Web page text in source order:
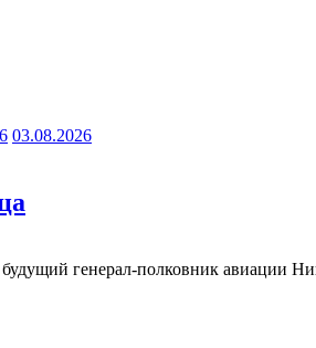
03.08.2026
будущий генерал-полковник авиации